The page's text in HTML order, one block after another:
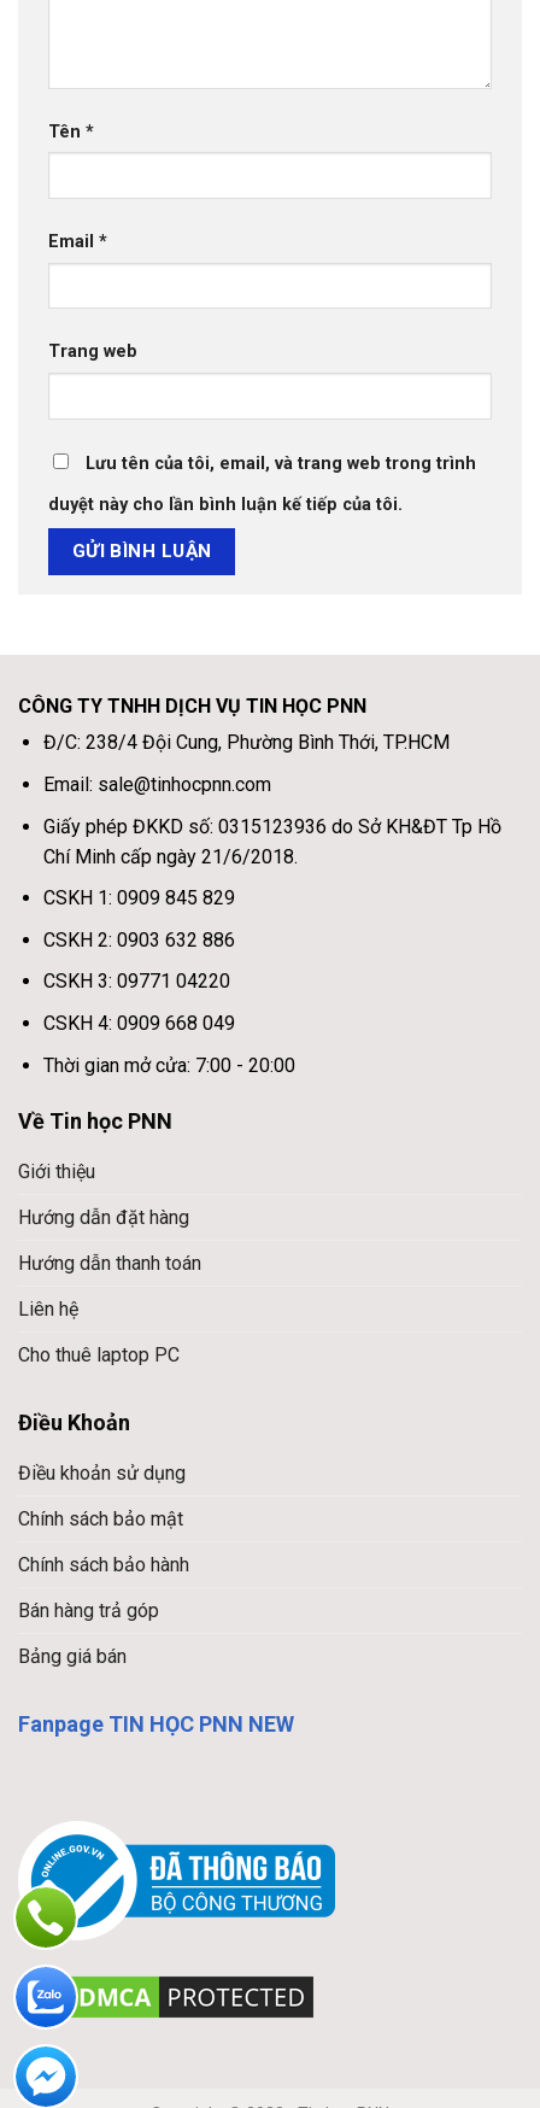
Tên *
Email *
Trang web
Lưu tên của tôi, email, và trang web trong trình
duyệt này cho lần bình luận kế tiếp của tôi.
CÔNG TY TNHH DỊCH VỤ TIN HỌC PNN
Đ/C: 238/4 Đội Cung, Phường Bình Thới, TP.HCM
Email: sale@tinhocpnn.com
Giấy phép ĐKKD số: 0315123936 do Sở KH&ĐT Tp Hồ
Chí Minh cấp ngày 21/6/2018.
CSKH 1: 0909 845 829
CSKH 2: 0903 632 886
CSKH 3: 09771 04220
CSKH 4: 0909 668 049
Thời gian mở cửa: 7:00 - 20:00
Về Tin học PNN
Giới thiệu
Hướng dẫn đặt hàng
Hướng dẫn thanh toán
Liên hệ
Cho thuê laptop PC
Điều Khoản
Điều khoản sử dụng
Chính sách bảo mật
Chính sách bảo hành
Bán hàng trả góp
Bảng giá bán
Fanpage TIN HỌC PNN NEW